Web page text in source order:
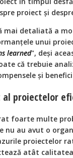
proiect şi
mai detaliată a
unui
learned", deși
că trebuie
și
al proiectelor
foarte multe
nu au avut o
proiectelor
atât